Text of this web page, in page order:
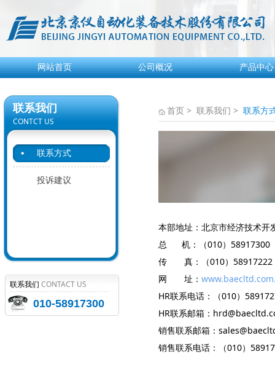
网站首页 公司概况 产品中心
联系我们
CONTCT US
联系方式
投诉建议
联系我们 CONTACT US
010-58917300
首页 > 联系我们 > 联系方
本部地址：北京市经济技术
总 机：（010）58917300
传 真：（010）58917222
网 址：
HR联系电话：（010）
HR联系邮箱：
销售联系邮箱：
销售联系电话：（010）